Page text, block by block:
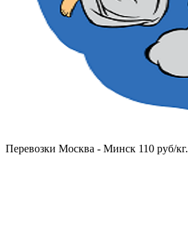
Перевозки Москва - Минск 110 руб/кг.